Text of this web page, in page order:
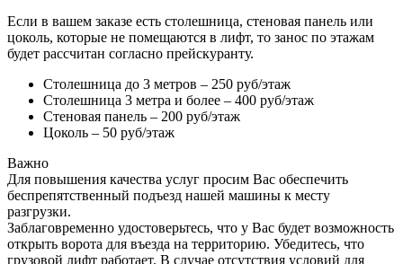
Если в вашем заказе есть столешница, стеновая панель или
цоколь, которые не помещаются в лифт, то занос по этажам
будет рассчитан согласно прейскуранту.
Столешница до 3 метров – 250 руб/этаж
Столешница 3 метра и более – 400 руб/этаж
Стеновая панель – 200 руб/этаж
Цоколь – 50 руб/этаж
Важно
Для повышения качества услуг просим Вас обеспечить
беспрепятственный подъезд нашей машины к месту
разгрузки.
Заблаговременно удостоверьтесь, что у Вас будет возможность
открыть ворота для въезда на территорию. Убедитесь, что
грузовой лифт работает. В случае отсутствия условий для